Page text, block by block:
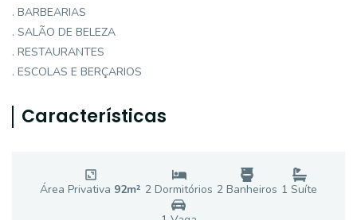
. BARBEARIAS
. SALÃO DE BELEZA
. RESTAURANTES
. ESCOLAS E BERÇARIOS
Características
Área Privativa 92m² 2 Dormitórios 2 Banheiros 1 Suíte